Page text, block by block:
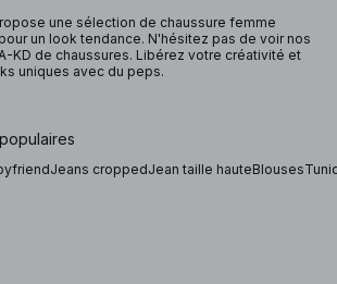
une sélection de chaussure femme
un look tendance. N'hésitez pas de voir nos
KD de chaussures. Libérez votre créativité et
uniques avec du peps.
Jeans croppedJean taille hauteBlouses